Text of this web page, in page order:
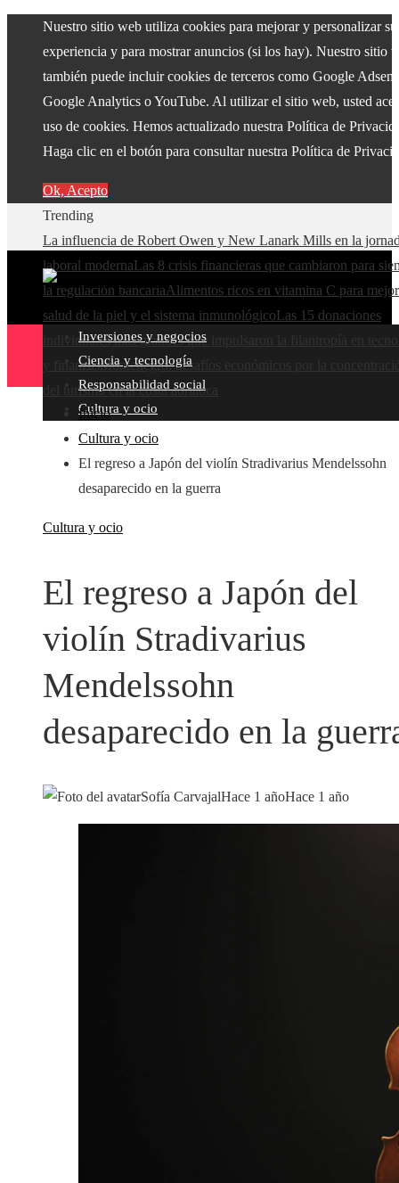
Nuestro sitio web utiliza cookies para mejorar y personalizar su
experiencia y para mostrar anuncios (si los hay). Nuestro sitio
también puede incluir cookies de terceros como Google
Google Analytics o YouTube. Al utilizar el sitio web, usted
uso de cookies. Hemos actualizado nuestra Política de
Haga clic en el botón para consultar nuestra Política de
Ok, Acepto
Trending
La influencia de Robert Owen y New Lanark Mills en la
laboral modernaLas 8 crisis financieras que cambiaron para
la regulación bancariaAlimentos ricos en vitamina C para
salud de la piel y el sistema inmunológicoLas 15 donaciones
individuales más grandes que impulsaron la filantropía en
y finanzasMontenegro: desafíos económicos por la
del turismo en la costa adriática
Inversiones y negocios
Ciencia y tecnología
Responsabilidad social
Cultura y ocio
Inicio
Cultura y ocio
El regreso a Japón del violín Stradivarius Mendelssohn
desaparecido en la guerra
Cultura y ocio
El regreso a Japón del
violín Stradivarius
Mendelssohn
desaparecido en la
Sofía CarvajalHace 1 añoHace 1 año